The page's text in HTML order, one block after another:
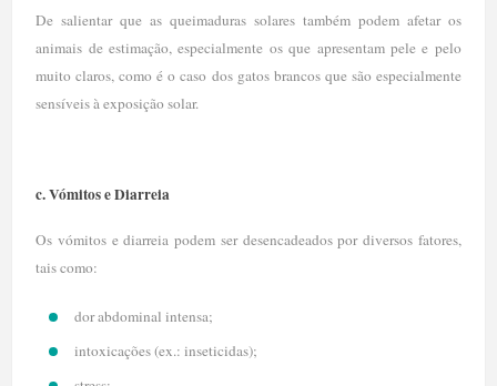
De salientar que as queimaduras solares também podem afetar os
animais de estimação, especialmente os que apresentam pele e pelo
muito claros, como é o caso dos gatos brancos que são especialmente
sensíveis à exposição solar.
c. Vómitos e Diarreia
Os vómitos e diarreia podem ser desencadeados por diversos fatores,
tais como:
dor abdominal intensa;
intoxicações (ex.: inseticidas);